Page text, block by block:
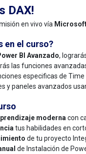
DAX!
en vivo vía
en el curso?
BI Avanzado,
las funciones
especificas de
y paneles avanzados
moderna con
tus habilidades en
de tu proyecto
de Instalación de